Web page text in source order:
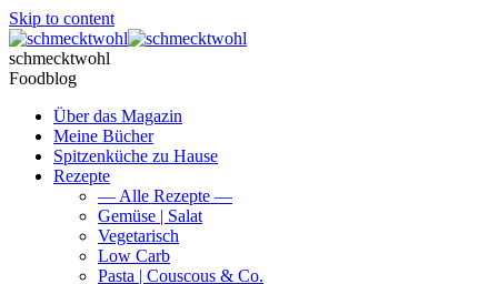
Skip to content
schmecktwohl
Foodblog
Über das Magazin
Meine Bücher
Spitzenküche zu Hause
Rezepte
— Alle Rezepte —
Gemüse | Salat
Vegetarisch
Low Carb
Pasta | Couscous & Co.